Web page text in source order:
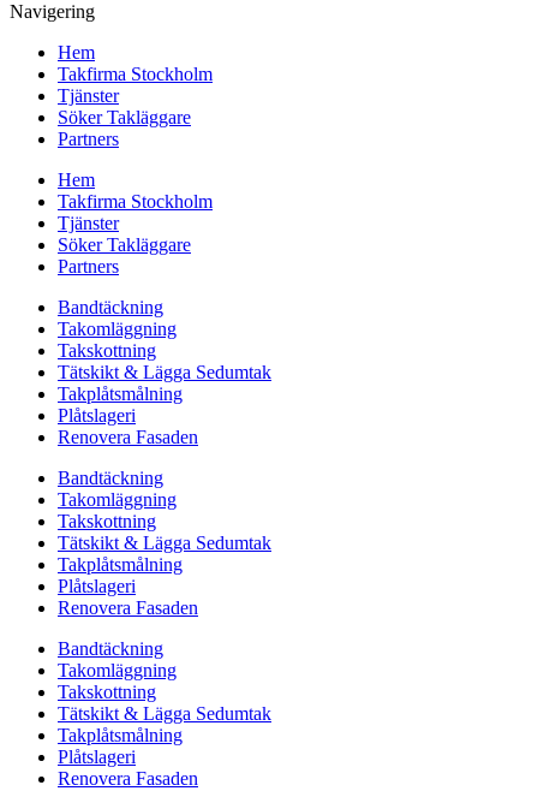
Navigering
Hem
Takfirma Stockholm
Tjänster
Söker Takläggare
Partners
Hem
Takfirma Stockholm
Tjänster
Söker Takläggare
Partners
Bandtäckning
Takomläggning
Takskottning
Tätskikt & Lägga Sedumtak
Takplåtsmålning
Plåtslageri
Renovera Fasaden
Bandtäckning
Takomläggning
Takskottning
Tätskikt & Lägga Sedumtak
Takplåtsmålning
Plåtslageri
Renovera Fasaden
Bandtäckning
Takomläggning
Takskottning
Tätskikt & Lägga Sedumtak
Takplåtsmålning
Plåtslageri
Renovera Fasaden